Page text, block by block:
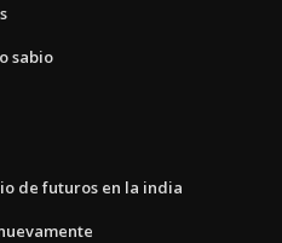
sabio
de futuros en la india